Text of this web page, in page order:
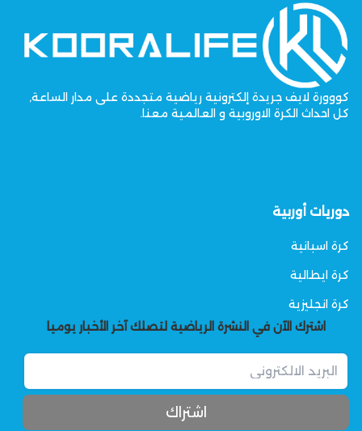
كووورة لايف جريدة إلكترونية رياضية متجددة على مدار الساعة,
كل احداث الكرة الاوروبية و العالمية معنا.
دوريات أوربية
كرة اسبانية
كرة ايطالية
كرة انجليزية
اشترك الآن في النشرة الرياضية لتصلك آخر الأخبار يوميا